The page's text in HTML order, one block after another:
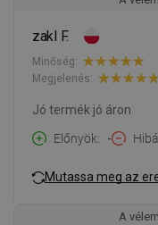
zakl F.
Minőség:
Megjelenés:
Jó termék jó áron
Előnyök
-
Mutassa meg az
A